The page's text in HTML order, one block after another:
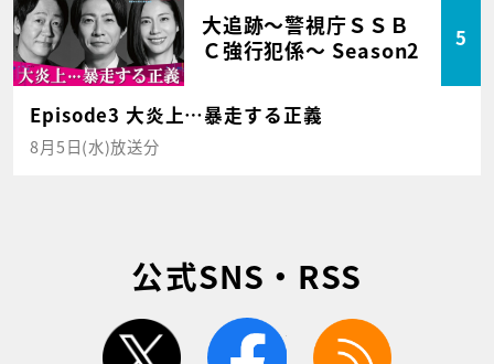
大追跡～警視庁ＳＳＢ
Ｃ強行犯係～ Season2
5
Episode3 大炎上…暴走する正義
8月5日(水)放送分
公式SNS・RSS
twitter facebook